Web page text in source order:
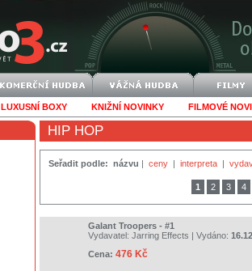
LUXUSNÍ BOXY KNIŽNÍ NOVINKY FILMOVÉ
HIP HOP
Seřadit podle: názvu | ceny | interpreta |
1 2 3 4
Galant Troopers - #1
Vydavatel: Jarring Effects | Vydáno:
Cena: 476 Kč